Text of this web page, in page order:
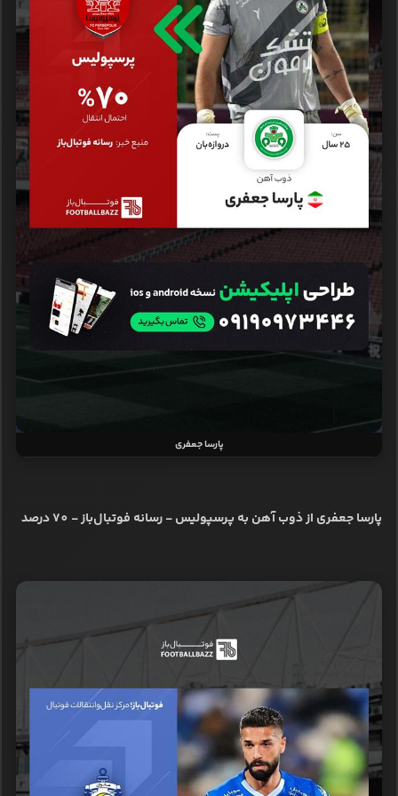
پارسا جعفری
پارسا جعفری از ذوب آهن به پرسپولیس - رسانه فوتبال‌باز - 70 درصد